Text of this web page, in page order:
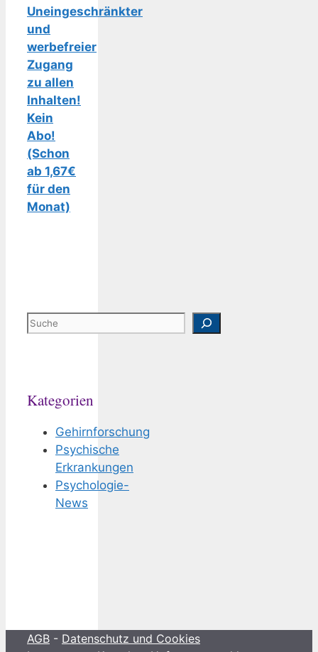
Uneingeschränkter
und
werbefreier
Zugang
zu allen
Inhalten!
Kein
Abo!
(Schon
ab 1,67€
für den
Monat)
Suchen
Kategorien
Gehirnforschung
Psychische
Erkrankungen
Psychologie-
News
AGB - Datenschutz und Cookies